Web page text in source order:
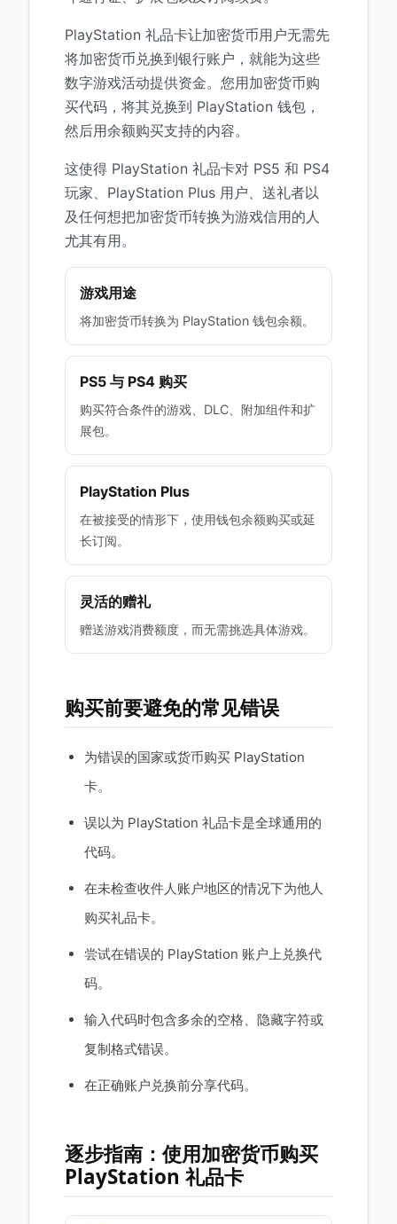
PlayStation 礼品卡让加密货币用户无需先
将加密货币兑换到银行账户，就能为这些
数字游戏活动提供资金。您用加密货币购
买代码，将其兑换到 PlayStation 钱包，
然后用余额购买支持的内容。
这使得 PlayStation 礼品卡对 PS5 和 PS4
玩家、PlayStation Plus 用户、送礼者以
及任何想把加密货币转换为游戏信用的人
尤其有用。
游戏用途
将加密货币转换为 PlayStation 钱包余额。
PS5 与 PS4 购买
购买符合条件的游戏、DLC、附加组件和扩
展包。
PlayStation Plus
在被接受的情形下，使用钱包余额购买或延
长订阅。
灵活的赠礼
赠送游戏消费额度，而无需挑选具体游戏。
购买前要避免的常见错误
为错误的国家或货币购买 PlayStation
卡。
误以为 PlayStation 礼品卡是全球通用的
代码。
在未检查收件人账户地区的情况下为他人
购买礼品卡。
尝试在错误的 PlayStation 账户上兑换代
码。
输入代码时包含多余的空格、隐藏字符或
复制格式错误。
在正确账户兑换前分享代码。
逐步指南：使用加密货币购买
PlayStation 礼品卡